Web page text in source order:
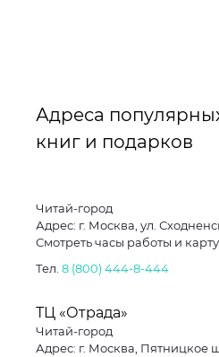
Адреса
книг и подарков
Читай-город
Адрес: г. Москва, ул.
Смотреть часы работы и карту
Тел. 8 (800) 444-8-444
ТЦ «Отрада»
Читай-город
Адрес: г. Москва, Пятницкое